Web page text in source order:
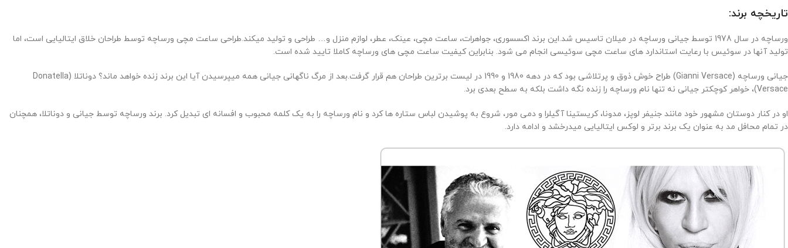
تاریخچه برند:
ورساچه در سال 1978 توسط جیانی ورساچه در میلان تاسیس شد.این برند اکسسوری، جواهرات، ساعت مچی، عینک، عطر، لوازم منزل و… طراحی و تولید میکند.طراحی ساعت مچی ورساچه توسط طراحان خلاق ایتالیایی است، اما
تولید آنها در سوئیس با رعایت استاندارد های ساعت مچی سوئیسی انجام می شود. بنابراین کیفیت ساعت مچی های ورساچه کاملا تایید شده است.
جیانی ورساچه (Gianni Versace) طراح خوش ذوق و پرتلاشی بود که در دهه 1980 و 1990 در لیست برترین طراحان هم قرار گرفت.بعد از مرگ ناگهانی جیانی همه میپرسیدن آیا این برند زنده خواهد ماند؟ دوناتلا (
Donatella
Versace)، خواهر کوچکتر جیانی نه تنها نام ورساچه را زنده نگه داشت بلکه به سطح بعدی برد.
او در کنار دوستان مشهور خود مانند جنیفر لوپز، مدونا، کریستینا آگیلرا و دمی مور، شروع به پوشیدن لباس ستاره ها کرد و نام ورساچه را به یک کلمه محبوب و افسانه ای تبدیل کرد. برند ورساچه توسط جیانی و دوناتلا، همچنان
در تمام محافل مد به عنوان یک برند برتر و لوکس ایتالیایی میدرخشد و ادامه دارد.